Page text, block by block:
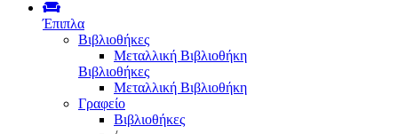
Έπιπλα
Βιβλιοθήκες
Μεταλλική Βιβλιοθήκη
Βιβλιοθήκες
Μεταλλική Βιβλιοθήκη
Γραφείο
Βιβλιοθήκες